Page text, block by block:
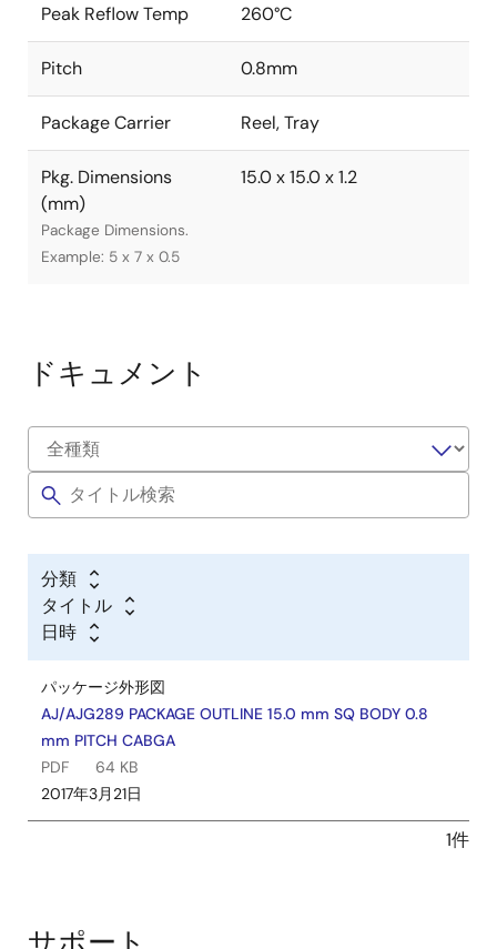
Peak Reflow Temp 260°C
Pitch 0.8mm
Package Carrier Reel, Tray
Pkg. Dimensions
(mm)
Package Dimensions.
Example: 5 x 7 x 0.5
15.0 x 15.0 x 1.2
ドキュメント
分類
タイトル
日時
パッケージ外形図
AJ/AJG289 PACKAGE OUTLINE 15.0 mm SQ BODY 0.8
mm PITCH CABGA
PDF
64 KB
2017年3月21日
1件